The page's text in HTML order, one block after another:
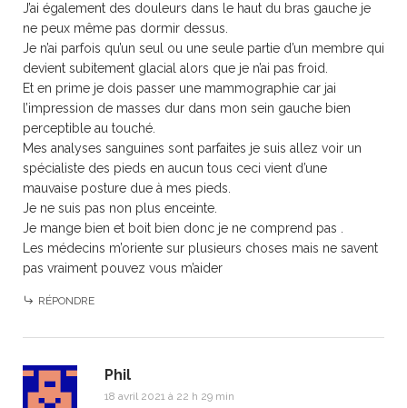
J’ai également des douleurs dans le haut du bras gauche je
ne peux même pas dormir dessus.
Je n’ai parfois qu’un seul ou une seule partie d’un membre qui
devient subitement glacial alors que je n’ai pas froid.
Et en prime je dois passer une mammographie car jai
l’impression de masses dur dans mon sein gauche bien
perceptible au touché.
Mes analyses sanguines sont parfaites je suis allez voir un
spécialiste des pieds en aucun tous ceci vient d’une
mauvaise posture due à mes pieds.
Je ne suis pas non plus enceinte.
Je mange bien et boit bien donc je ne comprend pas .
Les médecins m’oriente sur plusieurs choses mais ne savent
pas vraiment pouvez vous m’aider
RÉPONDRE
Phil
18 avril 2021 à 22 h 29 min